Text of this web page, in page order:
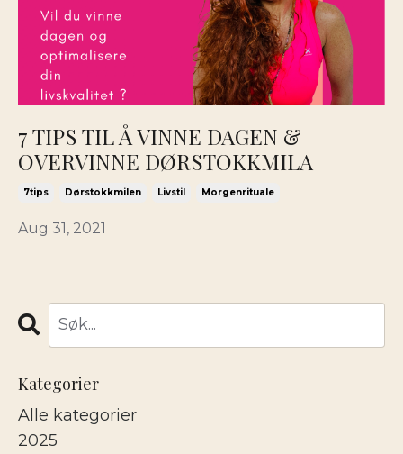
7 TIPS TIL Å VINNE DAGEN &
OVERVINNE DØRSTOKKMILA
7tips Dørstokkmilen Livstil Morgenrituale
Aug 31, 2021
Kategorier
Alle kategorier
2025